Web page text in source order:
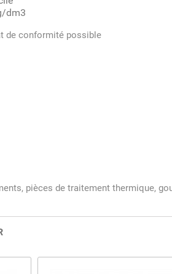
dm3
de conformité possible
pièces de traitement thermique,